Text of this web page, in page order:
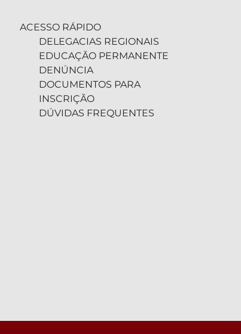
ACESSO RÁPIDO
DELEGACIAS REGIONAIS
EDUCAÇÃO PERMANENTE
DENÚNCIA
DOCUMENTOS PARA
INSCRIÇÃO
DÚVIDAS FREQUENTES